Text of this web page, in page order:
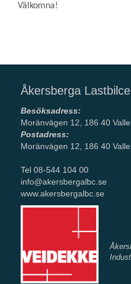
Välkomna!
Åkersberga
Besöksadress:
Moränvägen 12, 186 40
Postadress:
Moränvägen 12, 186 40
Tel 08-544 104 00
info@akersbergalbc.se
www.akersbergalbc.se